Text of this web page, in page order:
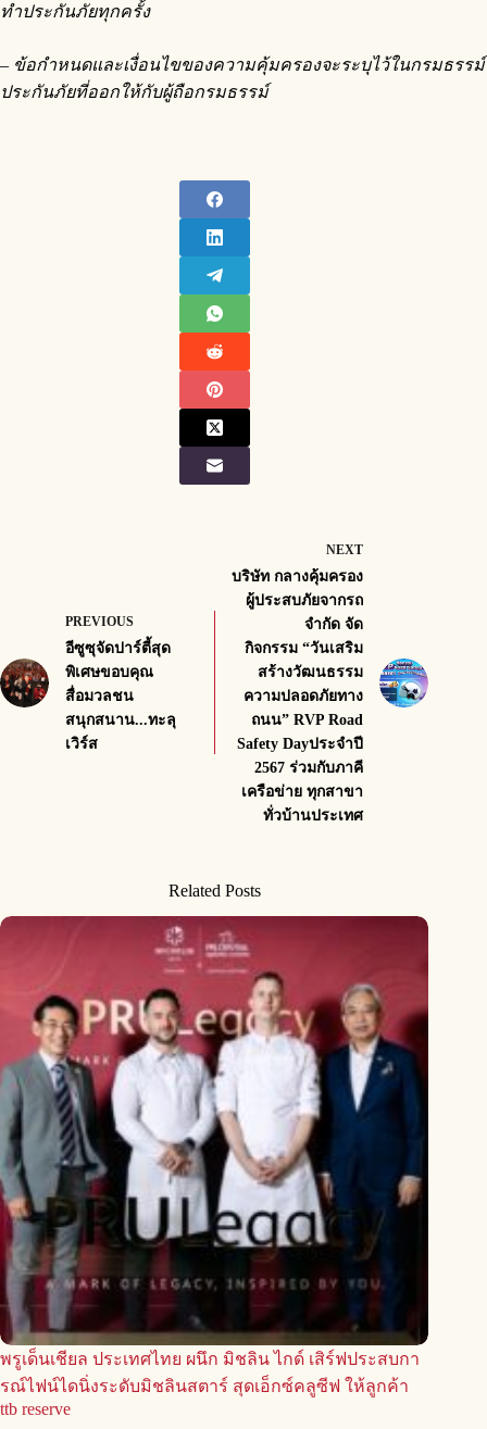
ทำประกันภัยทุกครั้ง
– ข้อกำหนดและเงื่อนไขของความคุ้มครองจะระบุไว้ในกรมธรรม์
ประกันภัยที่ออกให้กับผู้ถือกรมธรรม์
PREVIOUS
อีซูซุจัดปาร์ตี้สุด
พิเศษขอบคุณ
สื่อมวลชน
สนุกสนาน...ทะลุ
เวิร์ส
NEXT
บริษัท กลางคุ้มครอง
ผู้ประสบภัยจากรถ
จำกัด จัด
กิจกรรม “วันเสริม
สร้างวัฒนธรรม
ความปลอดภัยทาง
ถนน” RVP Road
Safety Dayประจำปี
2567 ร่วมกับภาคี
เครือข่าย ทุกสาขา
ทั่วบ้านประเทศ
Related Posts
พรูเด็นเชียล ประเทศไทย ผนึก มิชลิน ไกด์ เสิร์ฟประสบกา
รณ์ไฟน์ไดนิ่งระดับมิชลินสตาร์ สุดเอ็กซ์คลูซีฟ ให้ลูกค้า
ttb reserve